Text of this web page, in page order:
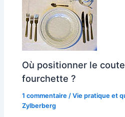
Où positionner le
fourchette ?
1 commentaire /Vie pratique et
Zylberberg